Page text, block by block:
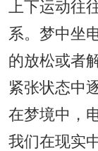
上下运动往
系。梦中坐
的放松或者
紧张状态中
在梦境中，
我们在现实